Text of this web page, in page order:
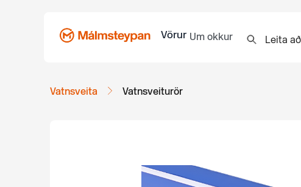
Vörur Um okkur
Vatnsveita Vatnsveiturör